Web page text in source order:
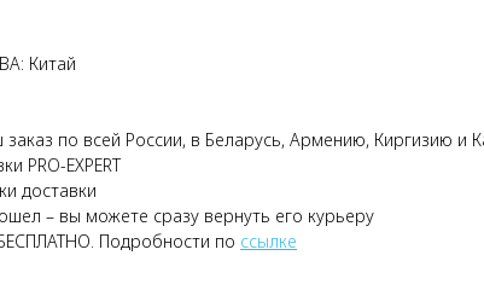
Китай
по всей России, в Беларусь, Армению, Киргизию и
PRO-EXPERT
доставки
– вы можете сразу вернуть его курьеру
Подробности по ссылке